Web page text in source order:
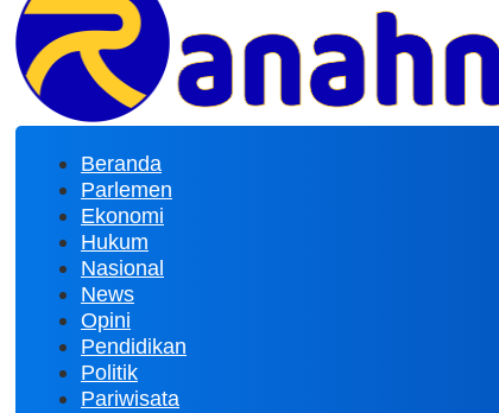
Beranda
Parlemen
Ekonomi
Hukum
Nasional
News
Opini
Pendidikan
Politik
Pariwisata